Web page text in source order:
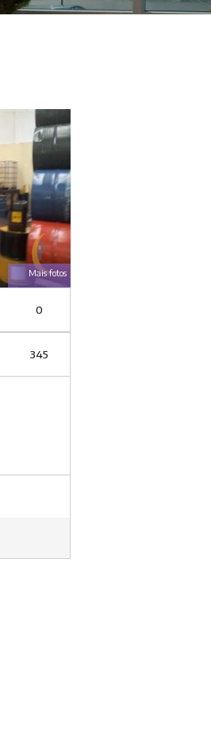
Mais fotos
0
345